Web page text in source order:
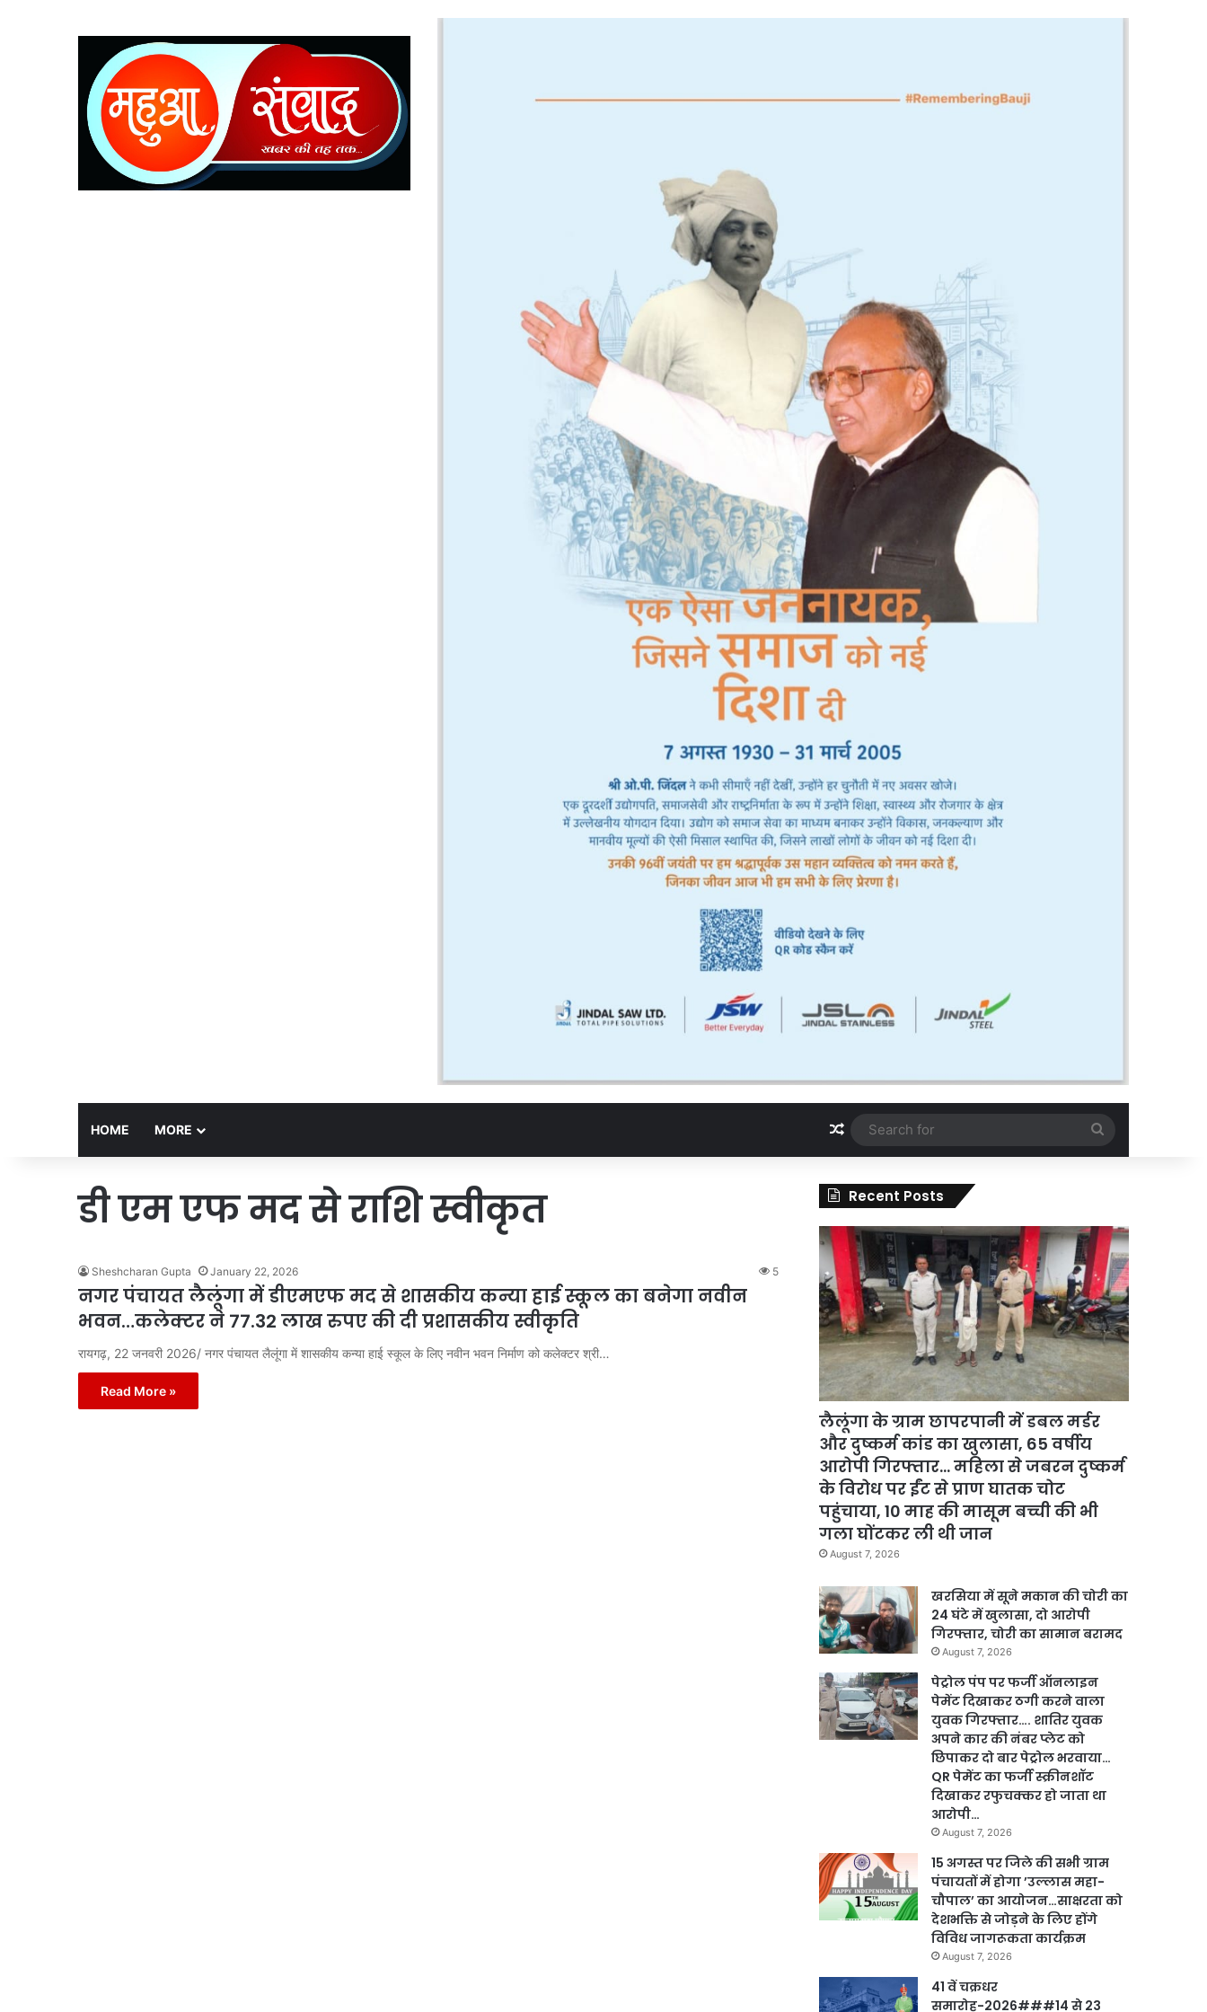
HOME MORE Random Article
for
डी एम एफ मद से राशि स्वीकृत
Sheshcharan Gupta January 22, 2026 5
नगर पंचायत लैलूंगा में डीएमएफ मद से शासकीय कन्या हाई स्कूल का बनेगा नवीन
भवन…कलेक्टर ने 77.32 लाख रुपए की दी प्रशासकीय स्वीकृति
रायगढ़, 22 जनवरी 2026/ नगर पंचायत लैलूंगा में शासकीय कन्या हाई स्कूल के लिए नवीन भवन निर्माण को कलेक्टर श्री…
Read More »
Recent Posts
लैलूंगा के ग्राम छापरपानी में डबल मर्डर
और दुष्कर्म कांड का खुलासा, 65 वर्षीय
आरोपी गिरफ्तार… महिला से जबरन दुष्कर्म
के विरोध पर ईंट से प्राण घातक चोट
पहुंचाया, 10 माह की मासूम बच्ची की भी
गला घोंटकर ली थी जान
August 7, 2026
खरसिया में सूने मकान की चोरी का
24 घंटे में खुलासा, दो आरोपी
गिरफ्तार, चोरी का सामान बरामद
August 7, 2026
पेट्रोल पंप पर फर्जी ऑनलाइन
पेमेंट दिखाकर ठगी करने वाला
युवक गिरफ्तार…. शातिर युवक
अपने कार की नंबर प्लेट को
छिपाकर दो बार पेट्रोल भरवाया…
QR पेमेंट का फर्जी स्क्रीनशॉट
दिखाकर रफुचक्कर हो जाता था
आरोपी…
August 7, 2026
15 अगस्त पर जिले की सभी ग्राम
पंचायतों में होगा ’उल्लास महा-
चौपाल’ का आयोजन…साक्षरता को
देशभक्ति से जोड़ने के लिए होंगे
विविध जागरूकता कार्यक्रम
August 7, 2026
41 वें चक्रधर
समारोह-2026###14 से 23